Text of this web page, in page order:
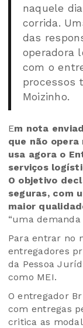
naquele
corrida.
das
operadora
com o
processos
Moizinho.
Em nota
que não opera
usa agora o
serviços
O objetivo
seguras, com
maior
“uma demanda
Para entrar no
entregadores
da Pessoa
como MEI.
O entregador
com entregas
critica as